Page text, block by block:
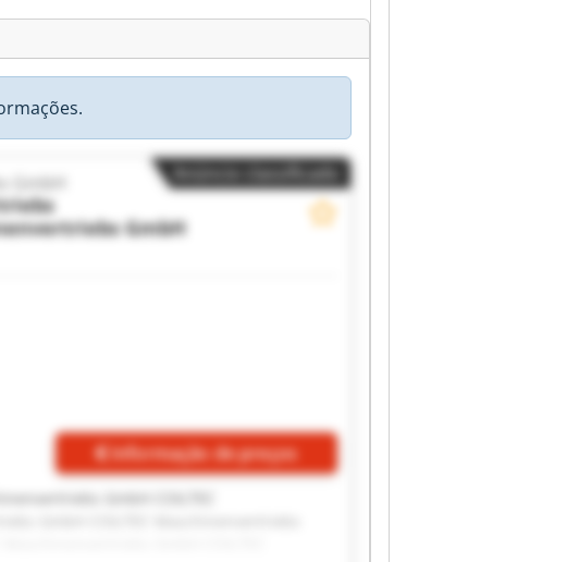
GmbH
GmbH
Informação de preços
GmbH COILTEC